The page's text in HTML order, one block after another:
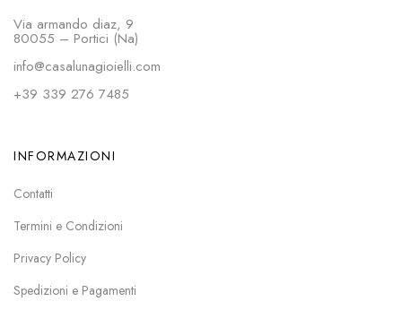
Via armando diaz, 9
80055 – Portici (Na)
info@casalunagioielli.com
+39 339 276 7485
INFORMAZIONI
Contatti
Termini e Condizioni
Privacy Policy
Spedizioni e Pagamenti